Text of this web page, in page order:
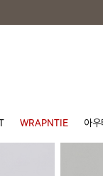
WRAPNTIE 아우